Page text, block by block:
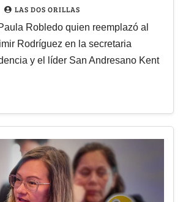
LAS DOS ORILLAS
Robledo quien reemplazó al
Rodríguez en la secretaria
y el líder San Andresano Kent